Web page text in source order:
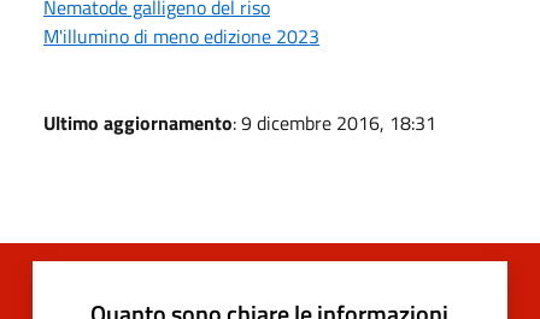
Nematode galligeno del riso
M'illumino di meno edizione 2023
Ultimo aggiornamento: 9 dicembre 2016, 18:31